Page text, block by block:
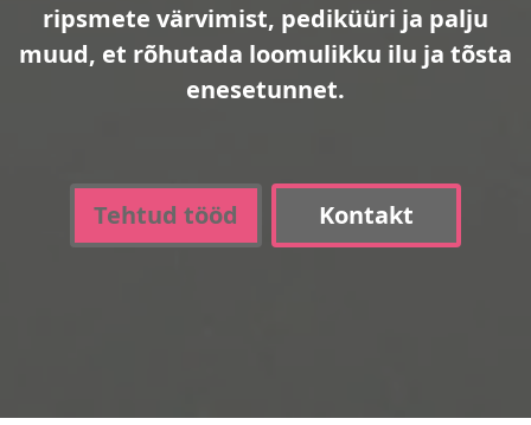
ripsmete värvimist, pediküüri ja palju
muud, et rõhutada loomulikku ilu ja tõsta
enesetunnet.
Tehtud tööd Kontakt